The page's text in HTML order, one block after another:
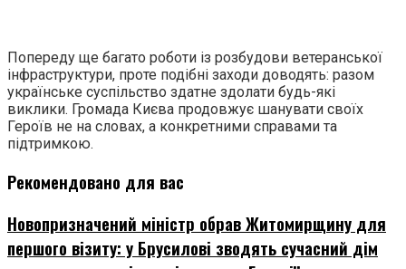
Попереду ще багато роботи із розбудови ветеранської
інфраструктури, проте подібні заходи доводять: разом
українське суспільство здатне здолати будь-які
виклики. Громада Києва продовжує шанувати своїх
Героїв не на словах, а конкретними справами та
підтримкою.
Рекомендовано для вас
Новопризначений міністр обрав Житомирщину для
першого візиту: у Брусилові зводять сучасний дім